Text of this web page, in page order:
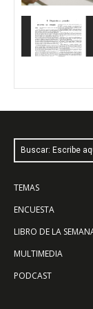
Buscar: Escribe
TEMAS
ENCUESTA
LIBRO DE LA
MULTIMEDIA
PODCAST